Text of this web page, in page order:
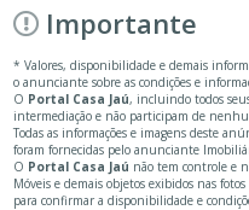
Importante
* Valores, disponibilidade e demais
o anunciante sobre as condições e
O Portal Casa Jaú, incluindo todos
intermediação e não participam de
Todas as informações e imagens deste
foram fornecidas pelo anunciante
O Portal Casa Jaú não tem controle e
Móveis e demais objetos exibidos nas
para confirmar a disponibilidade e